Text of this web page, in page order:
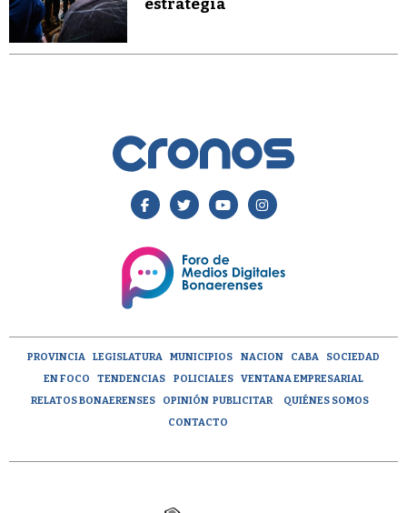
estrategia
PROVINCIA LEGISLATURA MUNICIPIOS NACION CABA
SOCIEDAD
EN FOCO
TENDENCIAS POLICIALES
VENTANA EMPRESARIAL
RELATOS BONAERENSES
OPINIÓN PUBLICITAR
QUIÉNES SOMOS
CONTACTO